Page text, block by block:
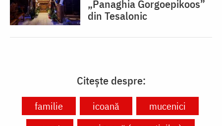
„Panaghia Gorgoepikoos”
din Tesalonic
Citește despre:
familie icoană
mucenici